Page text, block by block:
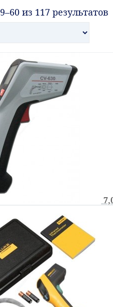
из 117 результатов